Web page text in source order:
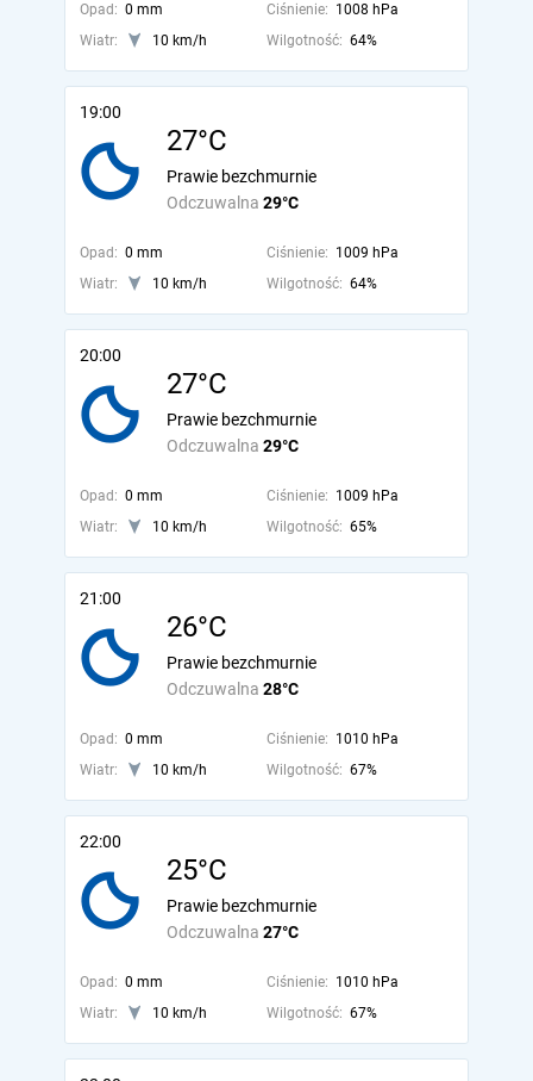
Opad: 0 mm Ciśnienie: 1008 hPa
Wiatr:
10 km/h Wilgotność: 64%
19:00
27°C
Odczuwalna 29°C
Prawie bezchmurnie
Opad: 0 mm Ciśnienie: 1009 hPa
Wiatr:
10 km/h Wilgotność: 64%
20:00
27°C
Odczuwalna 29°C
Prawie bezchmurnie
Opad: 0 mm Ciśnienie: 1009 hPa
Wiatr:
10 km/h Wilgotność: 65%
21:00
26°C
Odczuwalna 28°C
Prawie bezchmurnie
Opad: 0 mm Ciśnienie: 1010 hPa
Wiatr:
10 km/h Wilgotność: 67%
22:00
25°C
Odczuwalna 27°C
Prawie bezchmurnie
Opad: 0 mm Ciśnienie: 1010 hPa
Wiatr:
10 km/h Wilgotność: 67%